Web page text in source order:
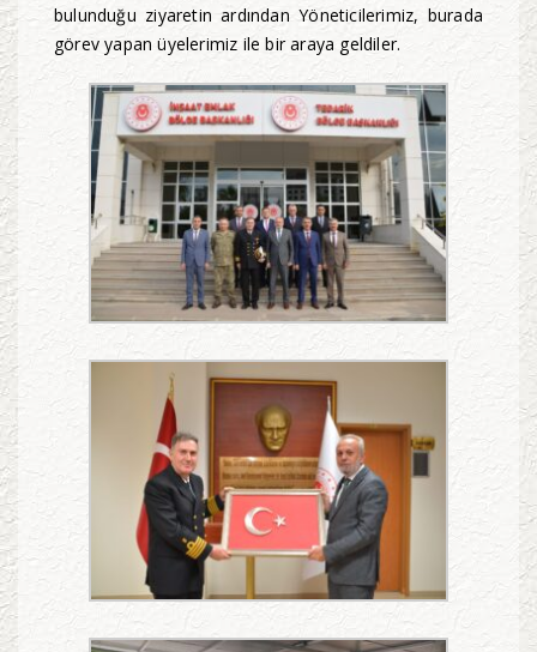
bulunduğu ziyaretin ardından Yöneticilerimiz, burada
görev yapan üyelerimiz ile bir araya geldiler.